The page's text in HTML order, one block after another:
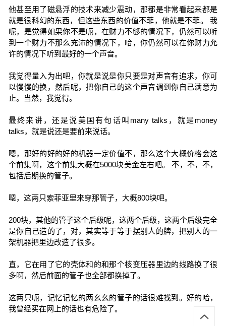
他甚至用了磁悬浮的技术来减少震动，那都是非常看起来都是
就是很科幻的东西，但这些东西的价值不菲，他就是不菲。 我
呢，是觉得如果你不是呃，在财力不够的情况下，仍然可以听
到一个财力不那么充沛的情况下，哈，你仍然可以在你财力允
许的情况下听到最好的一个声音。
我觉得量入为出吧，你就是说是你只要是对声音有追求，你可
以慢慢的换，然后呢，把你自己的这个声音调到你自己满意为
止。当然，我觉得。
最终来讲，还是说美国有句话叫many talks，就是money
talks，就是说还是要前来说话。
嗯，那好的好的好的机器一定价值不，那么这个大概价格会这
个前集啊，这个前集大概在5000块美金左右吧。 不，不，不，
包括后期换的管子。
嗯，这两只索菲亚里来穿那管子，大概800块吧。
200块，其他的管子这个后级呢，这两个后级，这两个后级完全
是你自己造的了，对，其实等于等于摆别人的牌，把别人的一
架机器把里边改造了很多。
直，它在用了它的壳体和的和那个核变压器里边的线路换了很
多啊，然后前面的管子也全部都换掉了。
这两只呃，记忆记忆的两幺幺的管子的话很难找到。好的哈，
我曾经买在网上的话也有危险了。